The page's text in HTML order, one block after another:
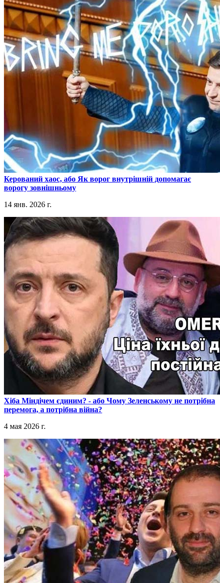
​Керований хаос, або Як ворог внутрішній допомагає
ворогу зовнішньому
14 янв. 2026 г.
​Хіба Міндічем єдиним? - або Чому Зеленському не потрібна
перемога, а потрібна війна?
4 мая 2026 г.